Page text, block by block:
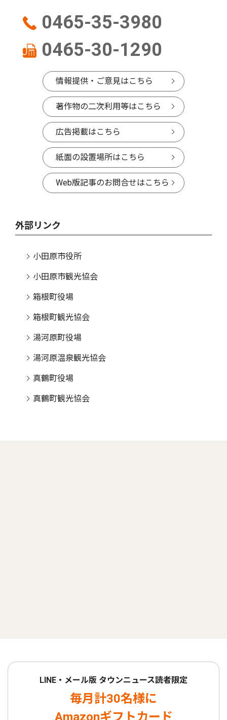
0465-35-3980
0465-30-1290
情報提供・ご意見はこちら
著作物の二次利用等はこちら
広告掲載はこちら
紙面の設置場所はこちら
Web版記事のお問合せはこちら
外部リンク
小田原市役所
小田原市観光協会
箱根町役場
箱根町観光協会
湯河原町役場
湯河原温泉観光協会
真鶴町役場
真鶴町観光協会
LINE・メール版 タウンニュース読者限定
毎月計30名様に
Amazonギフトカード